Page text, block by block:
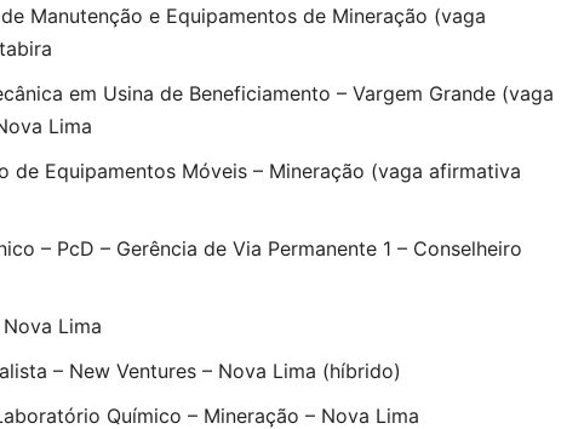
Manutenção e Equipamentos de Mineração (vaga
em Usina de Beneficiamento – Vargem Grande (vaga
Lima
de Equipamentos Móveis – Mineração (vaga afirmativa
– PcD – Gerência de Via Permanente 1 – Conselheiro
Lima
– New Ventures – Nova Lima (híbrido)
Químico – Mineração – Nova Lima